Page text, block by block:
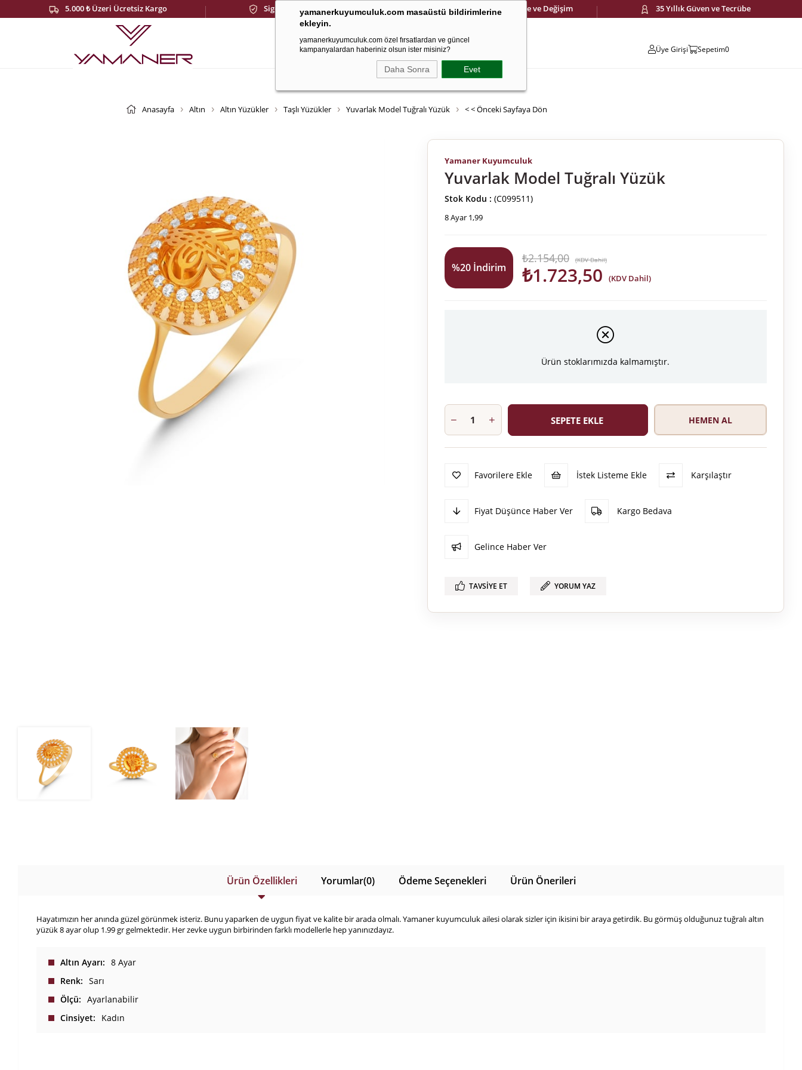
5.000 ₺ Üzeri Ücretsiz Kargo Sigortalı ve Güvenli Kargo 14 Gün İçinde Kolay İade ve Değişim 35 Yıllık Güven ve Tecrübe
yamanerkuyumculuk.com masaüstü bildirimlerine
ekleyin.
yamanerkuyumculuk.com özel fırsatlardan ve güncel
kampanyalardan haberiniz olsun ister misiniz?
Daha Sonra Evet
Üye Girişi Sepetim0
Çocuk Ema Jewellery Cetaş Jewellery
Anasayfa Altın Altın Yüzükler Taşlı Yüzükler Yuvarlak Model Tuğralı Yüzük < < Önceki Sayfaya Dön
Yamaner Kuyumculuk
Yuvarlak Model Tuğralı Yüzük
Stok Kodu (C099511)
8 Ayar 1,99
%20İndirim
₺2.154,00 (KDV Dahil)
₺1.723,50 (KDV Dahil)
Ürün stoklarımızda kalmamıştır.
Favorilere Ekle İstek Listeme Ekle Karşılaştır
Fiyat Düşünce Haber Ver Kargo Bedava
Gelince Haber Ver
TAVSIYE ET YORUM YAZ
Ürün Özellikleri Yorumlar(0) Ödeme Seçenekleri Ürün Önerileri
Hayatımızın her anında güzel görünmek isteriz. Bunu yaparken de uygun fiyat ve kalite bir arada olmalı. Yamaner kuyumculuk ailesi olarak sizler için ikisini bir araya getirdik. Bu görmüş olduğunuz tuğralı altın
yüzük 8 ayar olup 1.99 gr gelmektedir. Her zevke uygun birbirinden farklı modellerle hep yanınızdayız.
Altın Ayarı
8 Ayar
Renk
Sarı
Ölçü
Ayarlanabilir
Cinsiyet
Kadın